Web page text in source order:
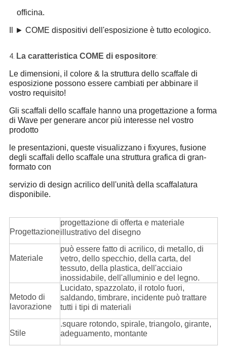
officina.
Il ► COME dispositivi dell'esposizione è tutto ecologico.
4. La caratteristica COME di espositore:
Le dimensioni, il colore & la struttura dello scaffale di
esposizione possono essere cambiati per abbinare il
vostro requisito!
Gli scaffali dello scaffale hanno una progettazione a forma
di Wave per generare ancor più interesse nel vostro
prodotto
le presentazioni, queste visualizzano i fixyures, fusione
degli scaffali dello scaffale una struttura grafica di gran-
formato con
servizio di design acrilico dell'unità della scaffalatura
disponibile.
Progettazione
progettazione di offerta e materiale
illustrativo del disegno
Materiale
può essere fatto di acrilico, di metallo, di
vetro, dello specchio, della carta, del
tessuto, della plastica, dell'acciaio
inossidabile, dell'alluminio e del legno.
Metodo di
lavorazione
Lucidato, spazzolato, il rotolo fuori,
saldando, timbrare, incidente può trattare
tutti i tipi di materiali
Stile
.square rotondo, spirale, triangolo, girante,
adeguamento, montante